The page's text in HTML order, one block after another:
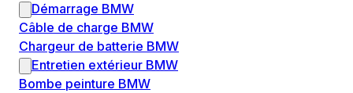
Démarrage BMW
Câble de charge BMW
Chargeur de batterie BMW
Entretien extérieur BMW
Bombe peinture BMW